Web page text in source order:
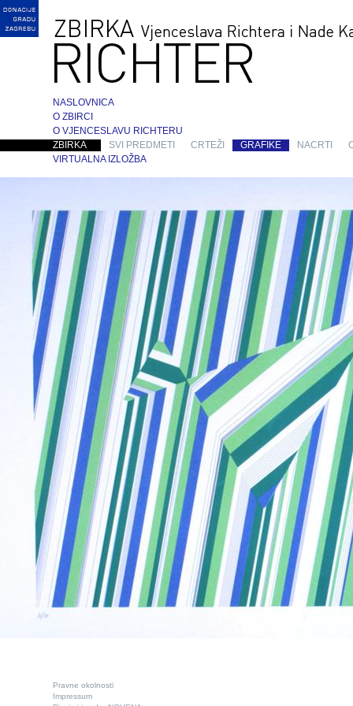
NASLOVNICA
O ZBIRCI
O VJENCESLAVU RICHTERU
ZBIRKA
SVI PREDMETI CRTEŽI GRAFIKE NACRTI
VIRTUALNA IZLOŽBA
Pravne okolnosti
Impressum